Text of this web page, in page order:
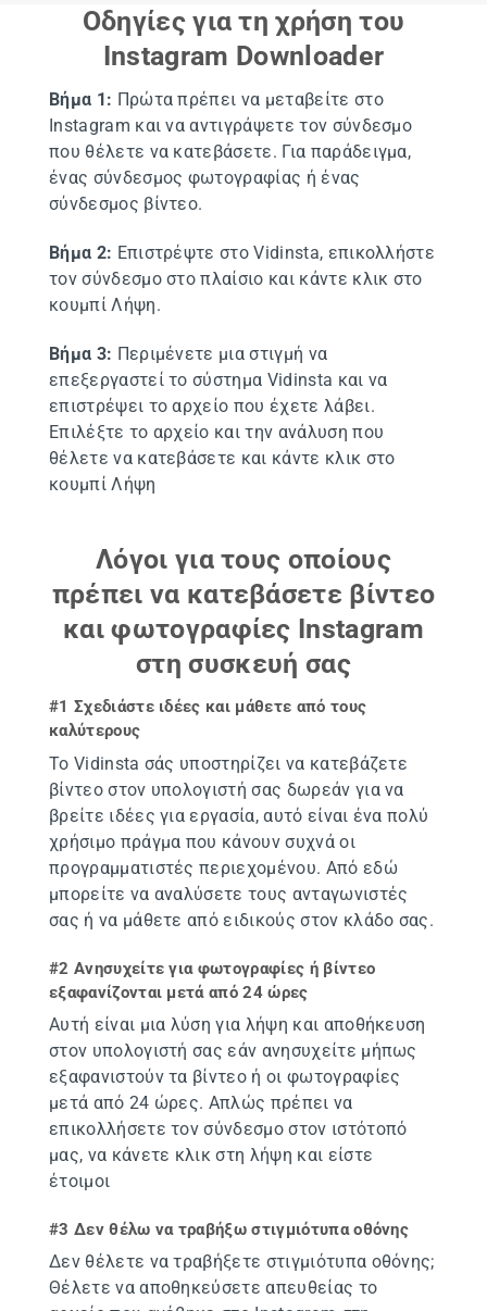
Οδηγίες για τη χρήση του
Instagram Downloader
Βήμα 1: Πρώτα πρέπει να μεταβείτε στο
Instagram και να αντιγράψετε τον σύνδεσμο
που θέλετε να κατεβάσετε. Για παράδειγμα,
ένας σύνδεσμος φωτογραφίας ή ένας
σύνδεσμος βίντεο.
Βήμα 2: Επιστρέψτε στο Vidinsta, επικολλήστε
τον σύνδεσμο στο πλαίσιο και κάντε κλικ στο
κουμπί Λήψη.
Βήμα 3: Περιμένετε μια στιγμή να
επεξεργαστεί το σύστημα Vidinsta και να
επιστρέψει το αρχείο που έχετε λάβει.
Επιλέξτε το αρχείο και την ανάλυση που
θέλετε να κατεβάσετε και κάντε κλικ στο
κουμπί Λήψη
Λόγοι για τους οποίους
πρέπει να κατεβάσετε βίντεο
και φωτογραφίες Instagram
στη συσκευή σας
#1 Σχεδιάστε ιδέες και μάθετε από τους
καλύτερους
Το Vidinsta σάς υποστηρίζει να κατεβάζετε
βίντεο στον υπολογιστή σας δωρεάν για να
βρείτε ιδέες για εργασία, αυτό είναι ένα πολύ
χρήσιμο πράγμα που κάνουν συχνά οι
προγραμματιστές περιεχομένου. Από εδώ
μπορείτε να αναλύσετε τους ανταγωνιστές
σας ή να μάθετε από ειδικούς στον κλάδο σας.
#2 Ανησυχείτε για φωτογραφίες ή βίντεο
εξαφανίζονται μετά από 24 ώρες
Αυτή είναι μια λύση για λήψη και αποθήκευση
στον υπολογιστή σας εάν ανησυχείτε μήπως
εξαφανιστούν τα βίντεο ή οι φωτογραφίες
μετά από 24 ώρες. Απλώς πρέπει να
επικολλήσετε τον σύνδεσμο στον ιστότοπό
μας, να κάνετε κλικ στη λήψη και είστε
έτοιμοι
#3 Δεν θέλω να τραβήξω στιγμιότυπα οθόνης
Δεν θέλετε να τραβήξετε στιγμιότυπα οθόνης;
Θέλετε να αποθηκεύσετε απευθείας το